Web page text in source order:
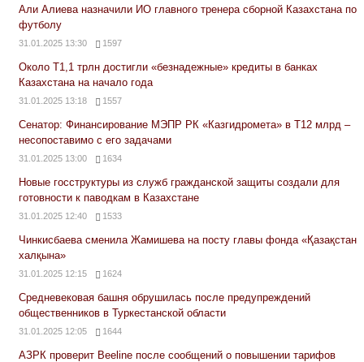
Али Алиева назначили ИО главного тренера сборной Казахстана по
футболу
31.01.2025 13:30 1597
Около Т1,1 трлн достигли «безнадежные» кредиты в банках
Казахстана на начало года
31.01.2025 13:18 1557
Сенатор: Финансирование МЭПР РК «Казгидромета» в Т12 млрд –
несопоставимо с его задачами
31.01.2025 13:00 1634
Новые госструктуры из служб гражданской защиты создали для
готовности к паводкам в Казахстане
31.01.2025 12:40 1533
Чинкисбаева сменила Жамишева на посту главы фонда «Қазақстан
халқына»
31.01.2025 12:15 1624
Средневековая башня обрушилась после предупреждений
общественников в Туркестанской области
31.01.2025 12:05 1644
АЗРК проверит Beeline после сообщений о повышении тарифов